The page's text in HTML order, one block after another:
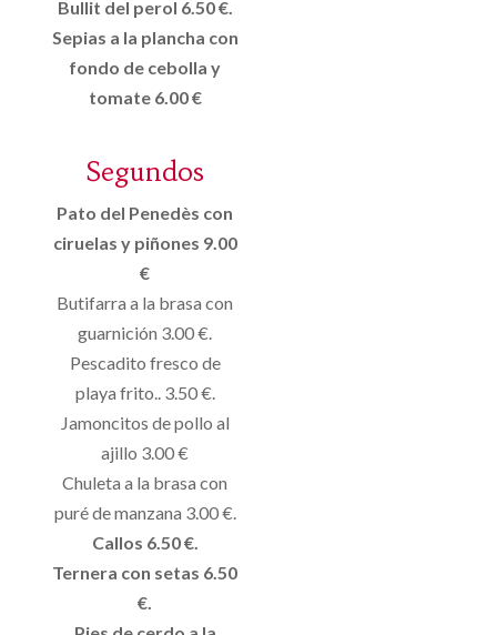
Bullit del perol 6.50 €.
Sepias a la plancha con
fondo de cebolla y
tomate 6.00 €
Segundos
Pato del Penedès con
ciruelas y piñones 9.00
€
Butifarra a la brasa con
guarnición 3.00 €.
Pescadito fresco de
playa frito.. 3.50 €.
Jamoncitos de pollo al
ajillo 3.00 €
Chuleta a la brasa con
puré de manzana 3.00 €.
Callos 6.50 €.
Ternera con setas 6.50
€.